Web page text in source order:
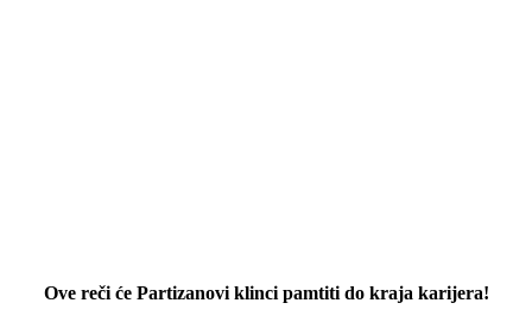
Ove reči će Partizanovi klinci pamtiti do kraja karijera!